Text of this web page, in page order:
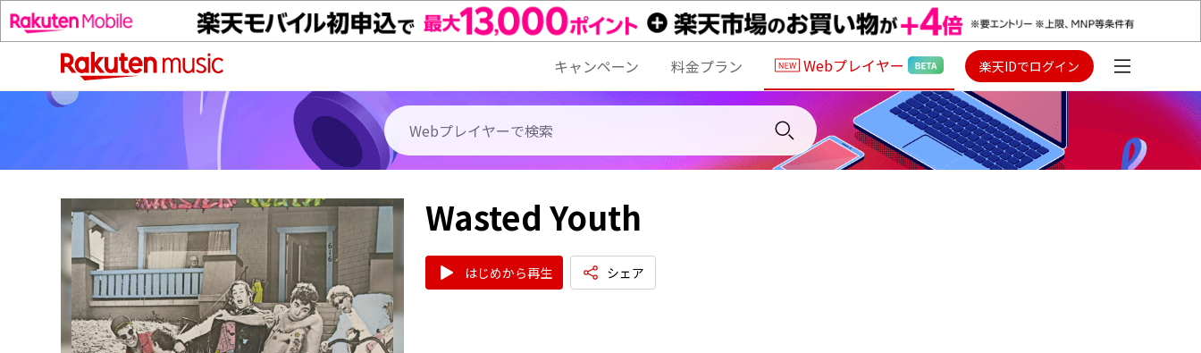
キャンペーン 料金プラン Webプレイヤー 楽天IDでログイン
Wasted Youth
はじめから再生 シェア